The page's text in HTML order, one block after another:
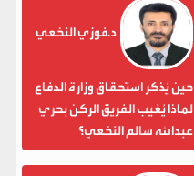
د.فوزي النخعي
حين يُذكر استحقاق وزارة الدفاع
لماذا يُغيب الفريق الركن بحري
عبدالله سالم النخعي؟